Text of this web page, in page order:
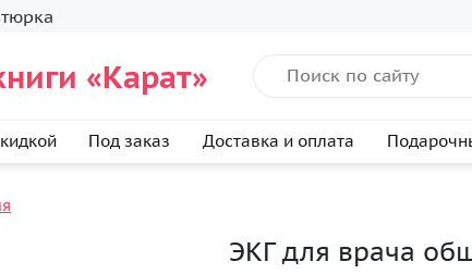
«Карат»
Под заказ Доставка и оплата
ЭКГ для врача